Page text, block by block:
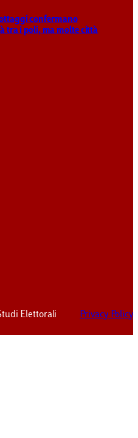
confermano
tra i poli, ma molte città
Elettorali Privacy Policy